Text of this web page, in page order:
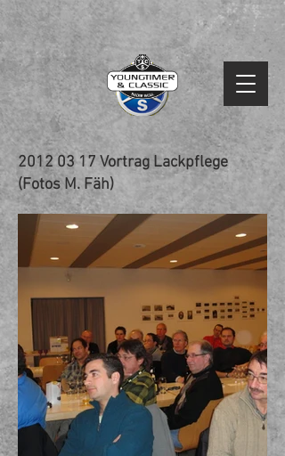
2012 03 17Vortrag Lackpflege
(Fotos M. Fäh)